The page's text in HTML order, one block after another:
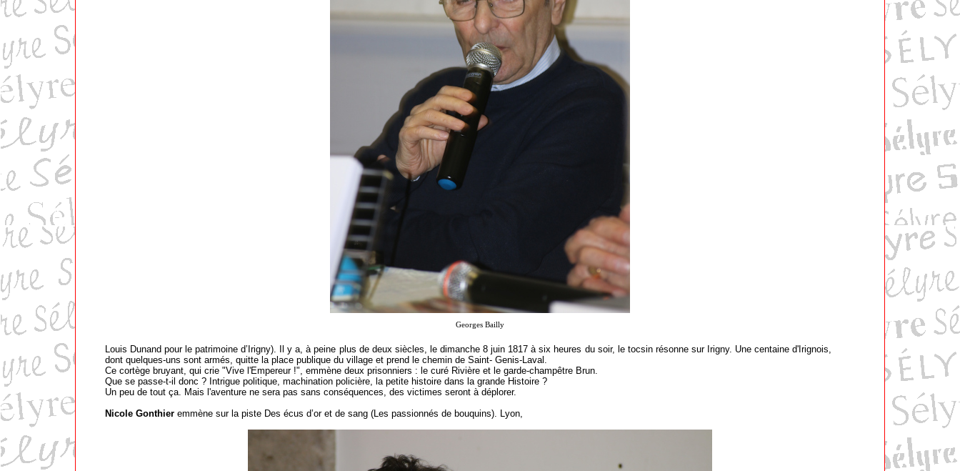
Georges Bailly
Louis Dunand pour le patrimoine d’Irigny). Il y a, à peine plus de deux siècles, le dimanche 8 juin 1817 à six heures du soir, le tocsin résonne sur Irigny. Une centaine d'Irignois,
dont quelques-uns sont armés, quitte la place publique du village et prend le chemin de Saint- Genis-Laval.
Ce cortège bruyant, qui crie "Vive l'Empereur !", emmène deux prisonniers : le curé Rivière et le garde-champêtre Brun.
Que se passe-t-il donc ? Intrigue politique, machination policière, la petite histoire dans la grande Histoire ?
Un peu de tout ça. Mais l'aventure ne sera pas sans conséquences, des victimes seront à déplorer.
Nicole Gonthieremmène sur la piste Des écus d’or et de sang (Les passionnés de bouquins). Lyon,